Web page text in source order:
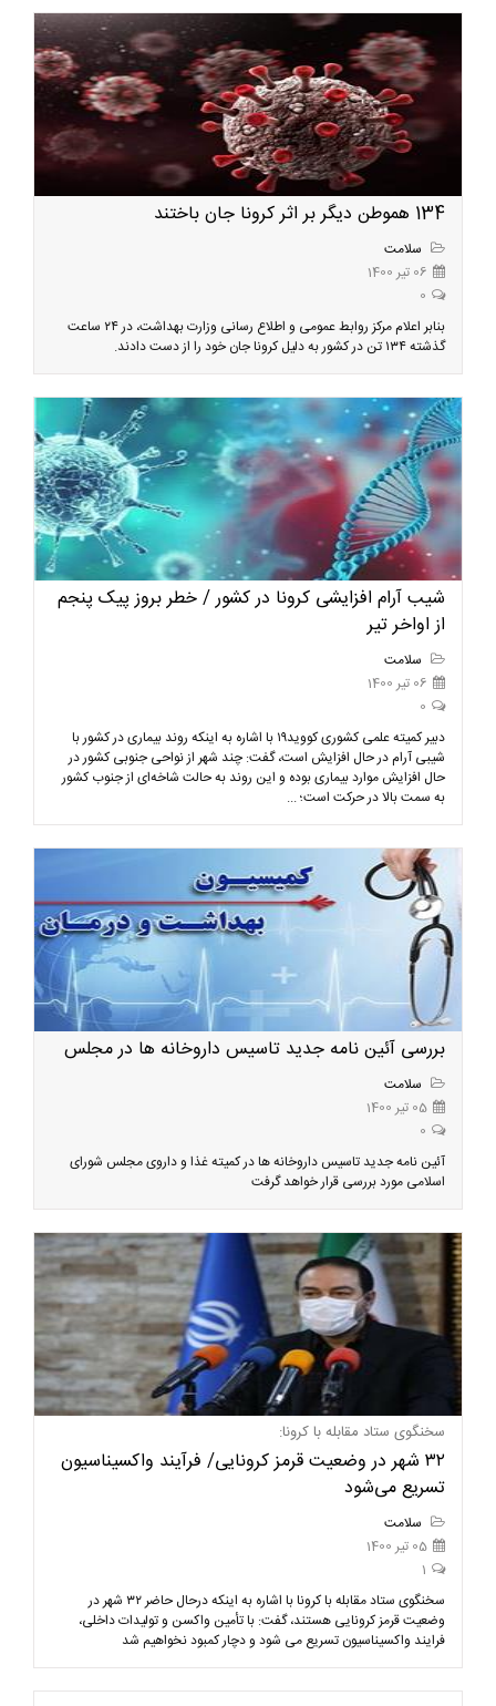
134 هموطن دیگر بر اثر کرونا جان باختند
سلامت
06 تیر 1400
0
بنابر اعلام مرکز روابط عمومی و اطلاع رسانی وزارت بهداشت، در ۲۴ ساعت
گذشته ۱۳۴ تن در کشور به دلیل کرونا جان خود را از دست دادند.
شیب آرام افزایشی کرونا در کشور / خطر بروز پیک پنجم
از اواخر تیر
سلامت
06 تیر 1400
0
دبیر کمیته علمی کشوری کووید۱۹ با اشاره به اینکه روند بیماری در کشور با
شیبی آرام در حال افزایش است، گفت: چند شهر از نواحی جنوبی کشور در
حال افزایش موارد بیماری بوده و این روند به حالت شاخه‌ای از جنوب کشور
به سمت بالا در حرکت است؛ ...
بررسی آئین نامه جدید تاسیس داروخانه ها در مجلس
سلامت
05 تیر 1400
0
آئین نامه جدید تاسیس داروخانه ها در کمیته غذا و داروی مجلس شورای
اسلامی مورد بررسی قرار خواهد گرفت
سخنگوی ستاد مقابله با کرونا:
۳۲ شهر در وضعیت قرمز کرونایی/ فرآیند واکسیناسیون
تسریع می‌شود
سلامت
05 تیر 1400
1
سخنگوی ستاد مقابله با کرونا با اشاره به اینکه درحال حاضر ۳۲ شهر در
وضعیت قرمز کرونایی هستند، گفت: با تأمین واکسن و تولیدات داخلی،
فرایند واکسیناسیون تسریع می شود و دچار کمبود نخواهیم شد